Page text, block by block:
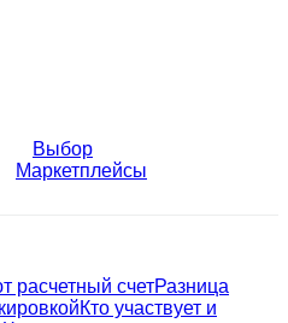
Выбор
Маркетплейсы
расчетный счетРазница
Кто участвует и